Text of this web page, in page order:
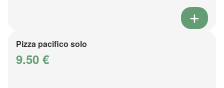
Pizza pacifico solo
9.50 €